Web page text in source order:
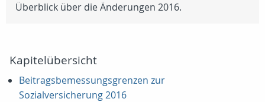
Überblick über die Änderungen 2016.
Kapitelübersicht
Beitragsbemessungsgrenzen zur
Sozialversicherung 2016